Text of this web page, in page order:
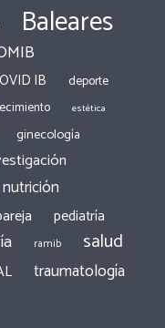
Baleares
IB
deporte
estética
ginecología
nutrición
pediatría
ramib salud
traumatología